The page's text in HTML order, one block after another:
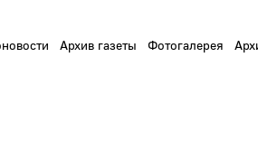
Архив газеты Фотогалерея